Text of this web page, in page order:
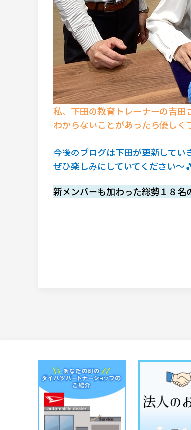
私、下田の教育トレーナーの吉田
わからないことがあったら優しく
今後のブログは下田が更新してい
ぜひ楽しみにしていてください～🎵
新メンバーも加わった総勢１８